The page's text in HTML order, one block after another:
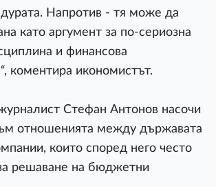
Напротив - тя може да
като аргумент за по-сериозна
и финансова
коментира икономистът.
Стефан Антонов насочи
отношенията между държавата
които според него често
решаване на бюджетни